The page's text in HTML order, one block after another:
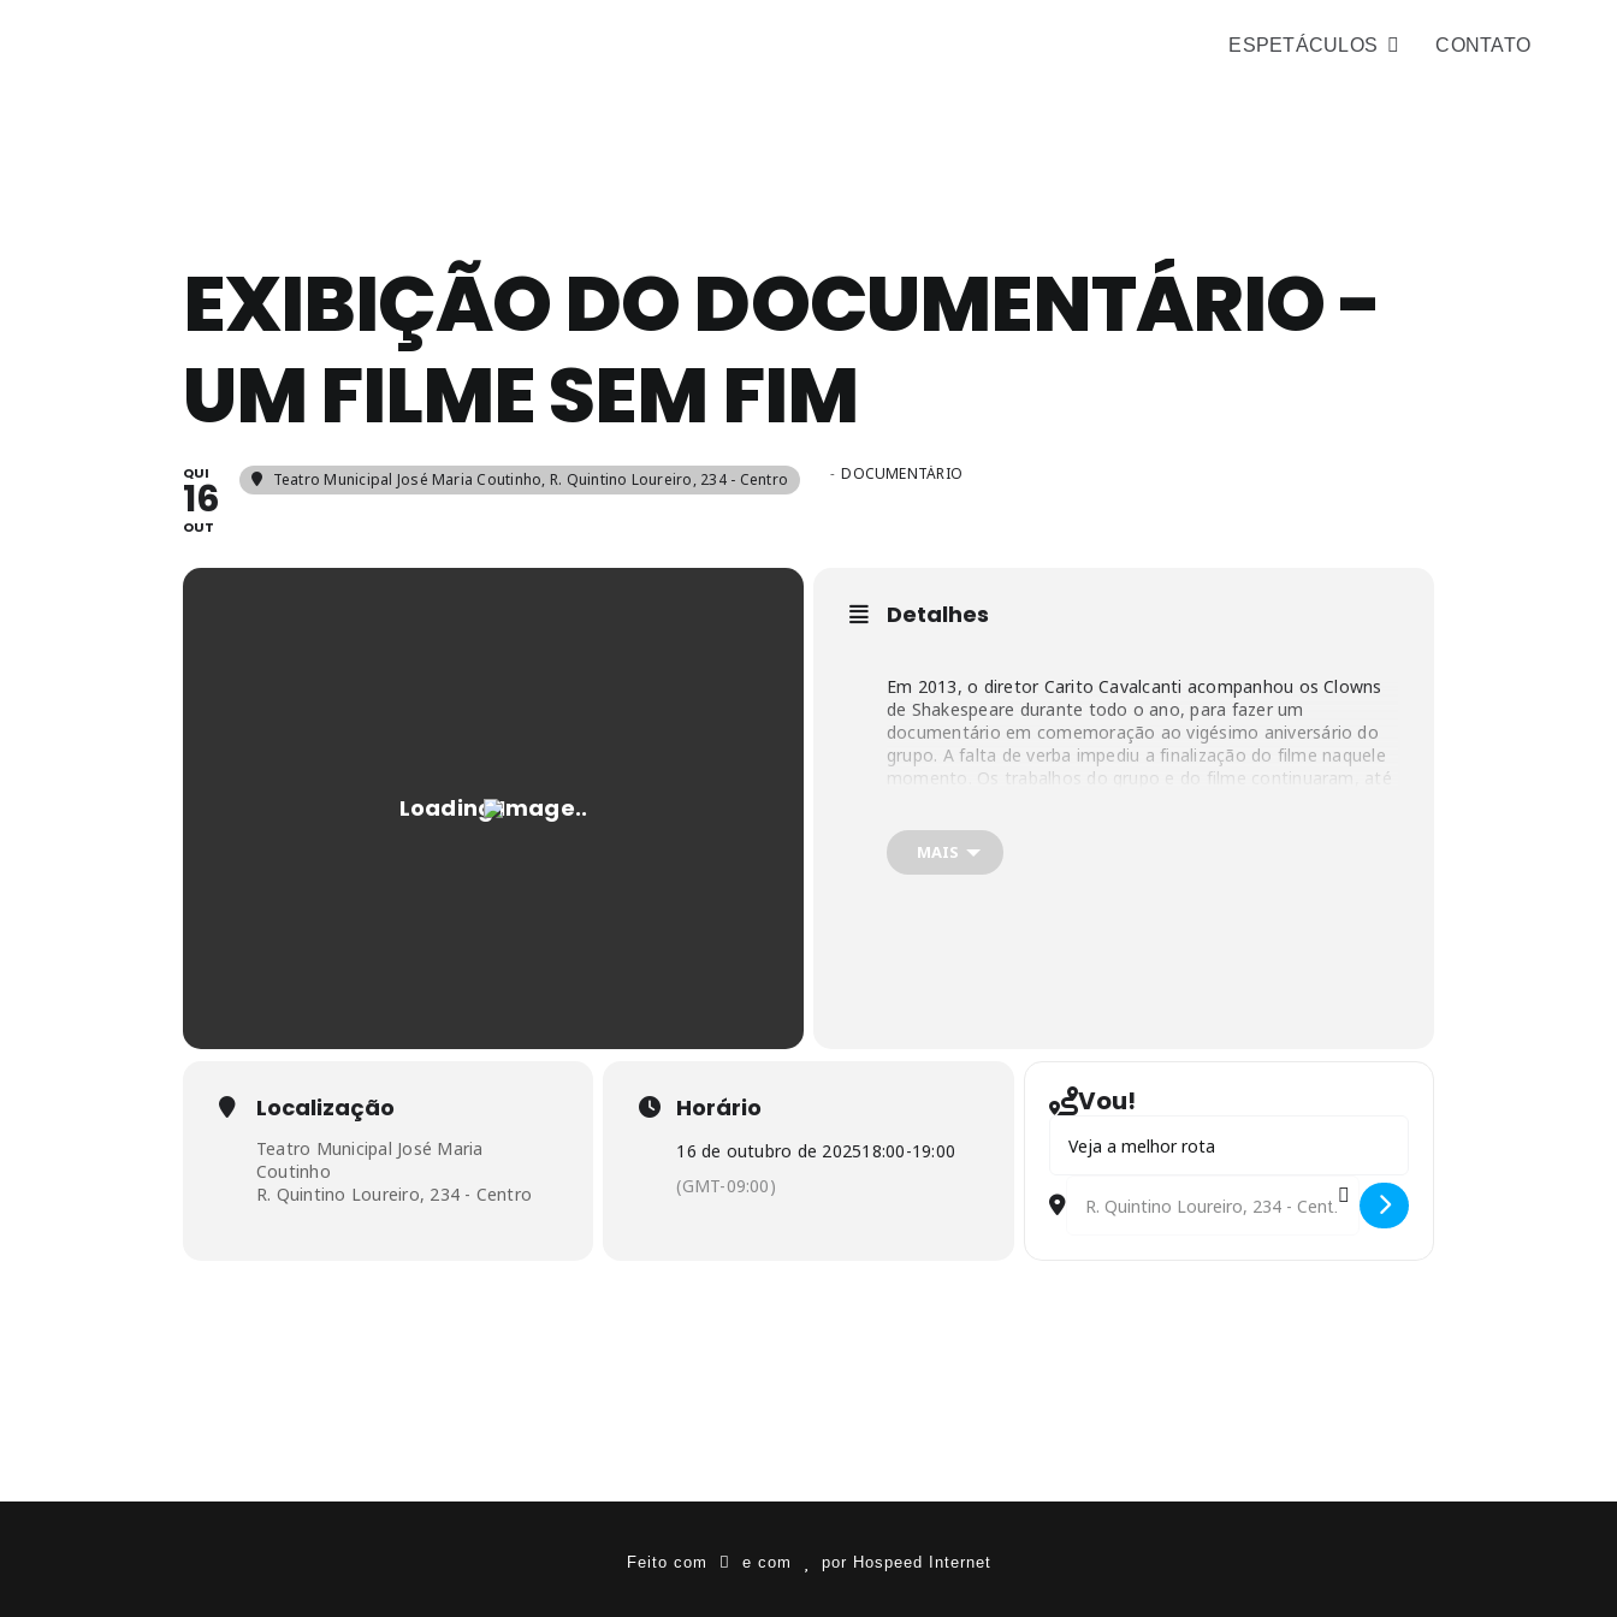
ESPETÁCULOS CONTATO
EXIBIÇÃO DO DOCUMENTÁRIO -
UM FILME SEM FIM
QUI
16
OUT
Teatro Municipal José Maria Coutinho, R. Quintino Loureiro, 234 - Centro - DOCUMENTÁRIO
Detalhes
Em 2013, o diretor Carito Cavalcanti acompanhou os Clowns
de Shakespeare durante todo o ano, para fazer um
documentário em comemoração ao vigésimo aniversário do
grupo. A falta de verba impediu a finalização do filme naquele
momento. Os trabalhos do grupo e do filme continuaram, até
trajetória de quase trinta anos do Grupo de Teatro Clowns de
Shakespeare.
MAIS
Localização
Teatro Municipal José Maria
Coutinho
R. Quintino Loureiro, 234 - Centro
Horário
16 de outubro de 202518:00-19:00
(GMT-09:00)
Vou!
Destination Address - Exibição do documentário - Um Filme sem
Feito com e com por Hospeed Internet